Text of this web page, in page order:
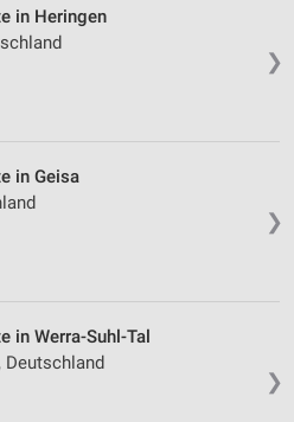
❯
in Heringen
❯
in Geisa
❯
in Werra-Suhl-Tal
Deutschland